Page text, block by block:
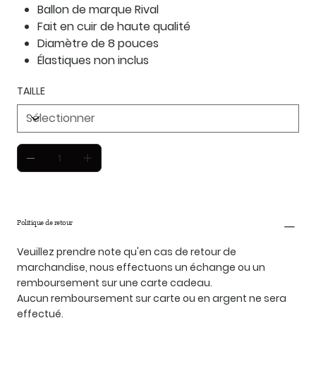
Ballon de marque Rival
Fait en cuir de haute qualité
Diamètre de 8 pouces
Élastiques non inclus
TAILLE
Politique de retour
Veuillez prendre note qu'en cas de retour de
marchandise, nous effectuons un échange ou un
remboursement sur une carte cadeau.
Aucun remboursement sur carte ou en argent ne sera
effectué.